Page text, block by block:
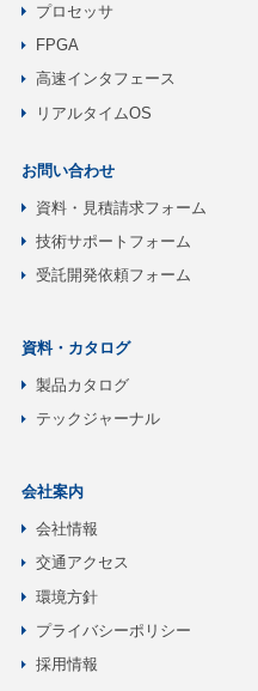
プロセッサ
FPGA
高速インタフェース
リアルタイムOS
お問い合わせ
資料・見積請求フォーム
技術サポートフォーム
受託開発依頼フォーム
資料・カタログ
製品カタログ
テックジャーナル
会社案内
会社情報
交通アクセス
環境方針
プライバシーポリシー
採用情報